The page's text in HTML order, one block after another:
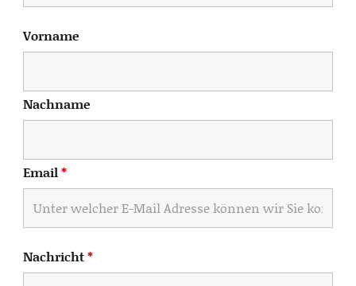
Vorname
Nachname
Email*
Nachricht*